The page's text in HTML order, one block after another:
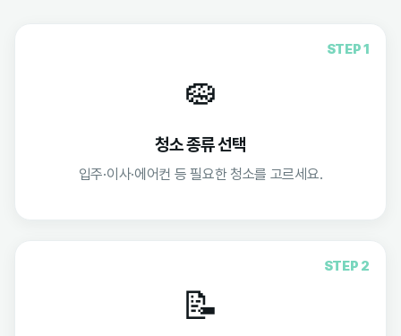
STEP 1
🧽
청소 종류 선택
입주·이사·에어컨 등 필요한 청소를 고르세요.
STEP 2
📝